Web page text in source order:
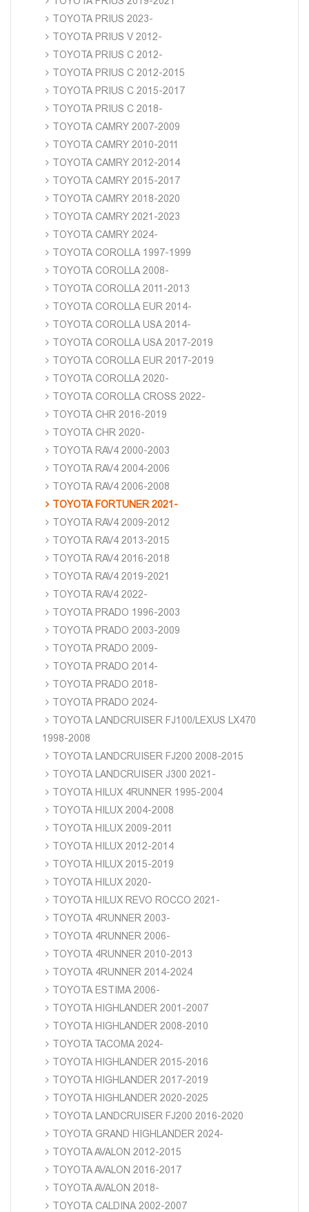
TOYOTA PRIUS 2023-
TOYOTA PRIUS V 2012-
TOYOTA PRIUS C 2012-
TOYOTA PRIUS C 2012-2015
TOYOTA PRIUS C 2015-2017
TOYOTA PRIUS C 2018-
TOYOTA CAMRY 2007-2009
TOYOTA CAMRY 2010-2011
TOYOTA CAMRY 2012-2014
TOYOTA CAMRY 2015-2017
TOYOTA CAMRY 2018-2020
TOYOTA CAMRY 2021-2023
TOYOTA CAMRY 2024-
TOYOTA COROLLA 1997-1999
TOYOTA COROLLA 2008-
TOYOTA COROLLA 2011-2013
TOYOTA COROLLA EUR 2014-
TOYOTA COROLLA USA 2014-
TOYOTA COROLLA USA 2017-2019
TOYOTA COROLLA EUR 2017-2019
TOYOTA COROLLA 2020-
TOYOTA COROLLA CROSS 2022-
TOYOTA CHR 2016-2019
TOYOTA CHR 2020-
TOYOTA RAV4 2000-2003
TOYOTA RAV4 2004-2006
TOYOTA RAV4 2006-2008
TOYOTA FORTUNER 2021-
TOYOTA RAV4 2009-2012
TOYOTA RAV4 2013-2015
TOYOTA RAV4 2016-2018
TOYOTA RAV4 2019-2021
TOYOTA RAV4 2022-
TOYOTA PRADO 1996-2003
TOYOTA PRADO 2003-2009
TOYOTA PRADO 2009-
TOYOTA PRADO 2014-
TOYOTA PRADO 2018-
TOYOTA PRADO 2024-
TOYOTA LANDCRUISER FJ100/LEXUS LX470
1998-2008
TOYOTA LANDCRUISER FJ200 2008-2015
TOYOTA LANDCRUISER J300 2021-
TOYOTA HILUX 4RUNNER 1995-2004
TOYOTA HILUX 2004-2008
TOYOTA HILUX 2009-2011
TOYOTA HILUX 2012-2014
TOYOTA HILUX 2015-2019
TOYOTA HILUX 2020-
TOYOTA HILUX REVO ROCCO 2021-
TOYOTA 4RUNNER 2003-
TOYOTA 4RUNNER 2006-
TOYOTA 4RUNNER 2010-2013
TOYOTA 4RUNNER 2014-2024
TOYOTA ESTIMA 2006-
TOYOTA HIGHLANDER 2001-2007
TOYOTA HIGHLANDER 2008-2010
TOYOTA TACOMA 2024-
TOYOTA HIGHLANDER 2015-2016
TOYOTA HIGHLANDER 2017-2019
TOYOTA HIGHLANDER 2020-2025
TOYOTA LANDCRUISER FJ200 2016-2020
TOYOTA GRAND HIGHLANDER 2024-
TOYOTA AVALON 2012-2015
TOYOTA AVALON 2016-2017
TOYOTA AVALON 2018-
TOYOTA CALDINA 2002-2007